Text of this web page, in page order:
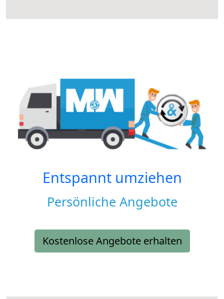
Entspannt umziehen
Persönliche Angebote
Kostenlose Angebote erhalten